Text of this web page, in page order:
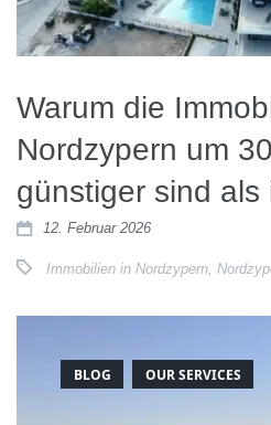
Warum die
Nordzypern um
günstiger sind
12. Februar 2026
Immobilien in Nordzypern
BLOG OUR SERVICES